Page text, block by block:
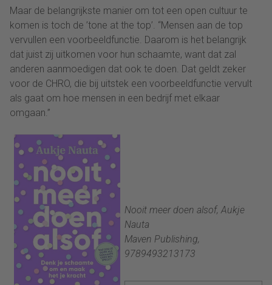
Maar de belangrijkste manier om tot een open cultuur te
komen is toch de ’tone at the top’. “Mensen aan de top
vervullen een voorbeeldfunctie. Daarom is het belangrijk
dat juist zij uitkomen voor hun schaamte, want dat zal
anderen aanmoedigen dat ook te doen. Dat geldt zeker
voor de CHRO, die bij uitstek een voorbeeldfunctie vervult
als gaat om hoe mensen in een bedrijf met elkaar
omgaan.”
Nooit meer doen alsof, Aukje
Nauta
Maven Publishing,
9789493213173